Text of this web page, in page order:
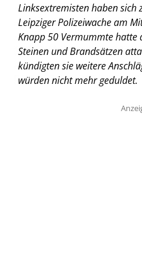
Linksextremisten haben sich
Leipziger Polizeiwache am
Knapp 50 Vermummte hatte
Steinen und Brandsätzen
kündigten sie weitere
würden nicht mehr geduldet.